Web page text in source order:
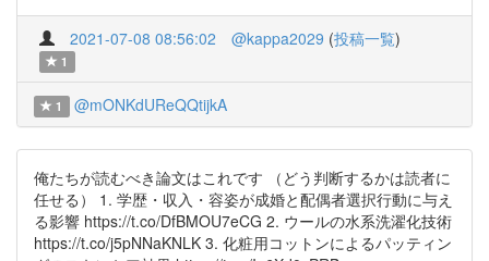
2021-07-08 08:56:02 @kappa2029 (投稿一覧)
1
1 @mONKdUReQQtijkA
俺たちが読むべき論文はこれです （どう判断するかは読者に
任せる） 1. 学歴・収入・容姿が成婚と配偶者選択行動に与え
る影響 https://t.co/DfBMOU7eCG 2. ウールの水系洗濯化技術
https://t.co/j5pNNaKNLK 3. 化粧用コットンによるパッティン